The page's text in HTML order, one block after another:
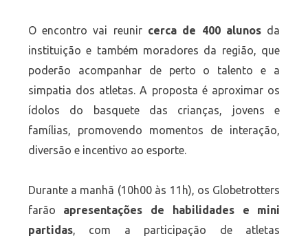
O encontro vai reunir cerca de 400 alunos da
instituição e também moradores da região, que
poderão acompanhar de perto o talento e a
simpatia dos atletas. A proposta é aproximar os
ídolos do basquete das crianças, jovens e
famílias, promovendo momentos de interação,
diversão e incentivo ao esporte.
Durante a manhã (10h00 às 11h), os Globetrotters
farão apresentações de habilidades e mini
partidas, com a participação de atletas